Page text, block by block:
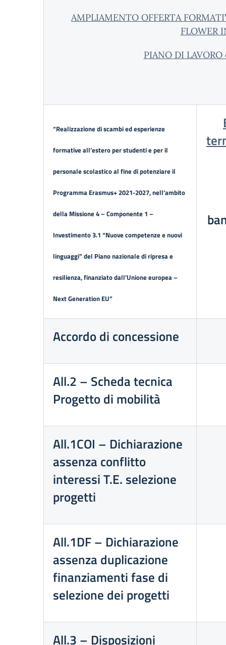
AMPLIAMENTO OFFERTA
FLOWER
PIANO DI
“Realizzazione di scambi ed esperienze
formative all’estero per studenti e per il
personale scolastico al fine di potenziare il
Programma Erasmus+ 2021-2027, nell’ambito
della Missione 4 – Componente 1 –
Investimento 3.1 “Nuove competenze e nuovi
linguaggi” del Piano nazionale di ripresa e
resilienza, finanziato dall’Unione europea –
Next Generation EU”
Accordo di concessione
All.2 – Scheda tecnica
Progetto di mobilità
All.1COI – Dichiarazione
assenza conflitto
interessi T.E. selezione
progetti
All.1DF – Dichiarazione
assenza duplicazione
finanziamenti fase di
selezione dei progetti
All.3 – Disposizioni